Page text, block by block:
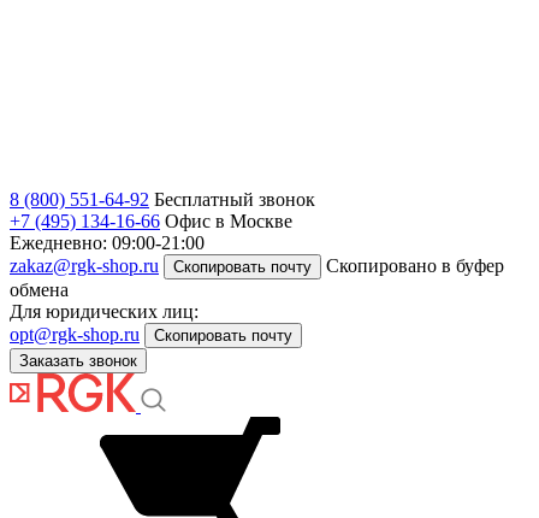
8 (800) 551-64-92 Бесплатный звонок
+7 (495) 134-16-66 Офис в Москве
Ежедневно: 09:00-21:00
zakaz@rgk-shop.ru
Скопировать почту
Скопировано в буфер
обмена
Для юридических лиц:
opt@rgk-shop.ru
Скопировать почту
Заказать звонок